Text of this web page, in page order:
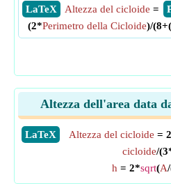
​ LaTeX
Altezza del cicloide =
(2*Perimetro della Cicloide)/
Altezza dell'area data
​LaTeX Altezza del cicloide =
cicloide/
h = 2*sqrt(A